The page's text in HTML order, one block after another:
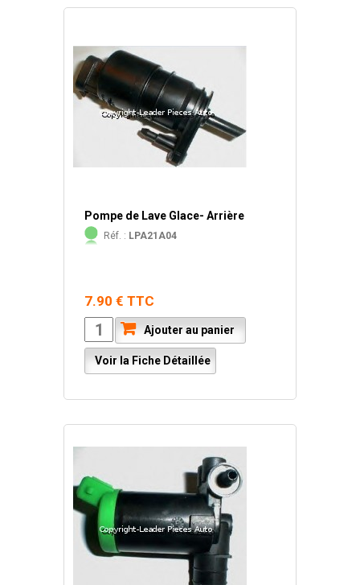
Pompe de Lave Glace- Arrière
Réf. : LPA21A04
7.90 € TTC
Ajouter au panier
Voir la Fiche Détaillée